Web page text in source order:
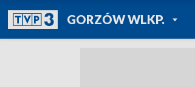
GORZÓW WLKP.POWRÓT DO
TVP REGIONY